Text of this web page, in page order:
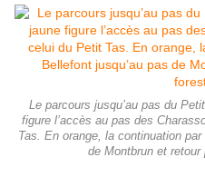
Le parcours jusqu’au pas du
figure l’accès au pas des
Tas. En orange, la continuation
de Montbrun et